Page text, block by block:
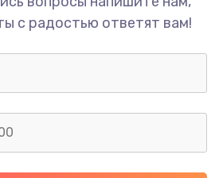
цепей усиления (для
сабвуферов)
после залития
с радостью ответят вам!